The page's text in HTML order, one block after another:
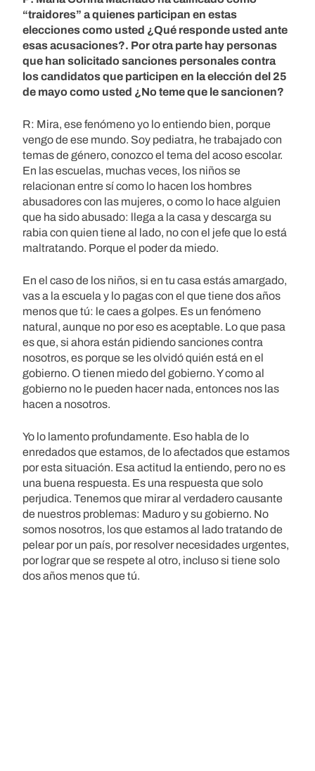
“traidores” a quienes participan en estas
elecciones como usted ¿Qué responde usted ante
esas acusaciones?. Por otra parte hay personas
que han solicitado sanciones personales contra
los candidatos que participen en la elección del 25
de mayo como usted ¿No teme que le sancionen?
R: Mira, ese fenómeno yo lo entiendo bien, porque
vengo de ese mundo. Soy pediatra, he trabajado con
temas de género, conozco el tema del acoso escolar.
En las escuelas, muchas veces, los niños se
relacionan entre sí como lo hacen los hombres
abusadores con las mujeres, o como lo hace alguien
que ha sido abusado: llega a la casa y descarga su
rabia con quien tiene al lado, no con el jefe que lo está
maltratando. Porque el poder da miedo.
En el caso de los niños, si en tu casa estás amargado,
vas a la escuela y lo pagas con el que tiene dos años
menos que tú: le caes a golpes. Es un fenómeno
natural, aunque no por eso es aceptable. Lo que pasa
es que, si ahora están pidiendo sanciones contra
nosotros, es porque se les olvidó quién está en el
gobierno. O tienen miedo del gobierno. Y como al
gobierno no le pueden hacer nada, entonces nos las
hacen a nosotros.
Yo lo lamento profundamente. Eso habla de lo
enredados que estamos, de lo afectados que estamos
por esta situación. Esa actitud la entiendo, pero no es
una buena respuesta. Es una respuesta que solo
perjudica. Tenemos que mirar al verdadero causante
de nuestros problemas: Maduro y su gobierno. No
somos nosotros, los que estamos al lado tratando de
pelear por un país, por resolver necesidades urgentes,
por lograr que se respete al otro, incluso si tiene solo
dos años menos que tú.